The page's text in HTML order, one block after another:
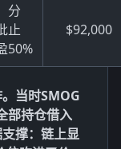
分
止
50%
$92,000
。当时SMOG
部持仓借入
撑：链上显